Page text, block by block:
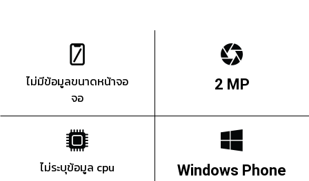
ไม่มีข้อมูลขนาดหน้าจอ
จอ
2 MP
ไม่ระบุข้อมูล cpu Windows Phone